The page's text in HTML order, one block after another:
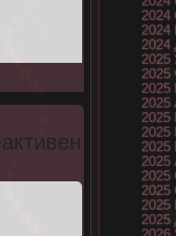
2024
2024
2024
2025
2025
2025
2025
2025
2025
2025
2025
2025
2025
2025